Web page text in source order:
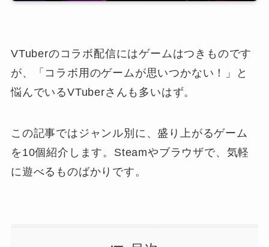
VTuberのコラボ配信にはゲームはつきものです
が、「コラボ用のゲームが思いつかない！」と
悩んでいるVTuberさんも多いはず。
この記事ではジャンル別に、盛り上がるゲーム
を10個紹介します。Steamやブラウザで、気軽
に遊べるものばかりです。